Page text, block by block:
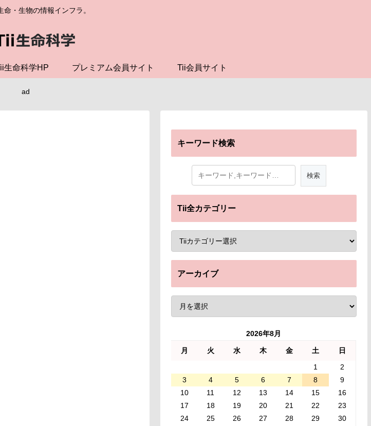
命・生物の情報インフラ。
生命科学HP プレミアム会員サイト Tii会員サイト
ad
キーワード検索
Tii全カテゴリー
アーカイブ
2026年8月
月 火 水 木 金 土
日
1
2
3
4 5 6 7 8
9
10
11 12 13 14 15
16
17
18 19 20 21 22
23
24
25 26 27 28 29
30